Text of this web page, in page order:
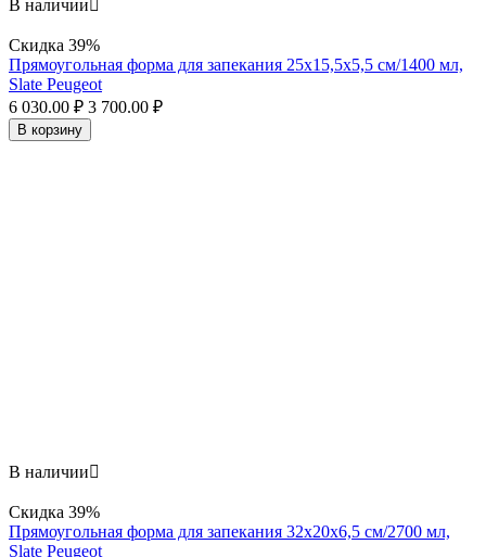
В наличии
Скидка 39%
Прямоугольная форма для запекания 25х15,5x5,5 см/1400 мл,
Slate Peugeot
6 030.00 ₽ 3 700.00 ₽
В корзину
В наличии
Скидка 39%
Прямоугольная форма для запекания 32х20x6,5 см/2700 мл,
Slate Peugeot